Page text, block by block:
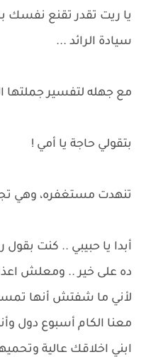
يا ريت تقدر تقنع نفسك
سيادة الرائد ...
مع جهله لتفسير جملتها
بتقولي حاجة يا أمي !
تنهدت مستغفره، وهي
أبدا يا حبيبي .. كنت بقول
ده على خير .. ومعلش
لأني ما شفتش أنها
معنا الكام أسبوع دول
ابني اخلاقك عالية